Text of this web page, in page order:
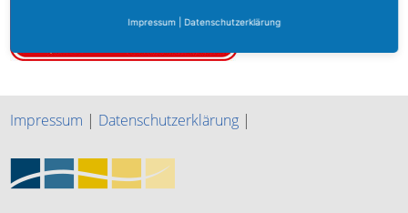
Impressum | Datenschutzerklärung |
Impressum Datenschutzerklärung